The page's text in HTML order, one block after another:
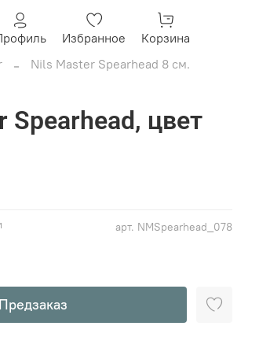
Избранное
Корзина
Nils Master Spearhead 8 см.
арт. NMSpearhead_078
Spearhead, цвет
Предзаказ